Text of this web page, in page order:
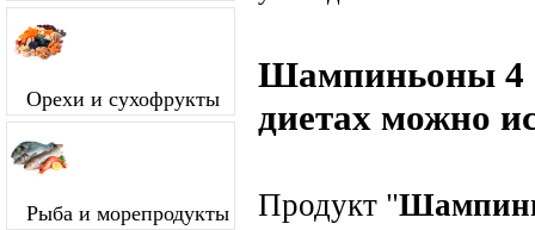
Орехи и сухофрукты
Рыба и морепродукты
Шампиньоны 4
диетах можно
Продукт "